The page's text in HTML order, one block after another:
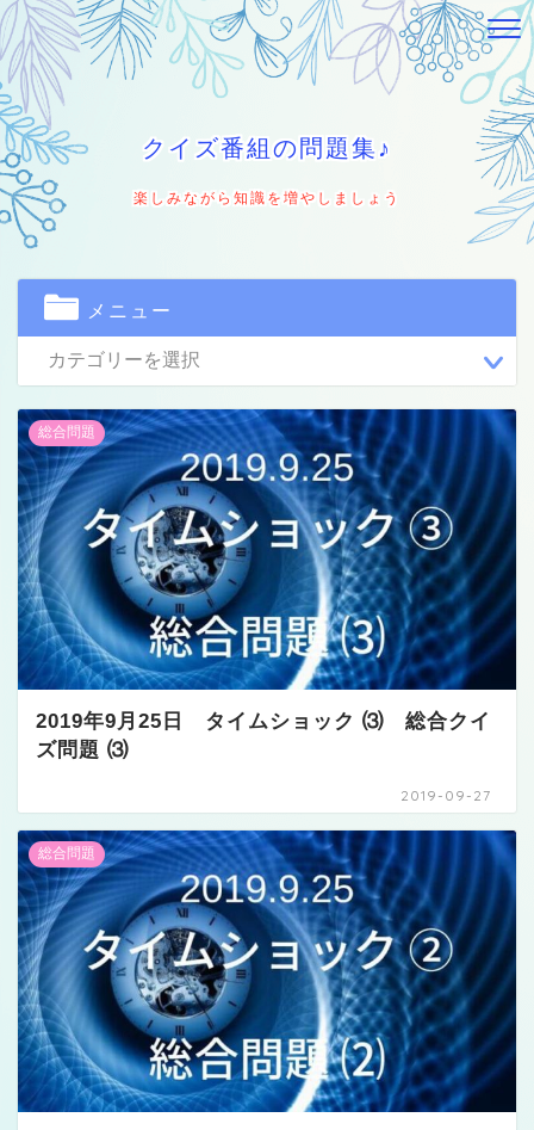
クイズ番組の問題集♪
楽しみながら知識を増やしましょう
メニュー
総合問題
2019年9月25日 タイムショック ⑶ 総合クイ
ズ問題 ⑶
2019-09-27
総合問題